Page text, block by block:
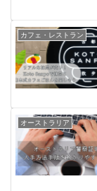
カフェ・レストラン
オーストラリア